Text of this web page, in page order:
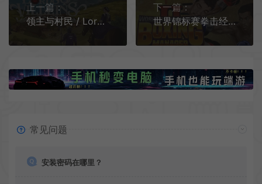
上一篇：
领主与村民 / Lords and Villeins 城市建设策略模拟游戏
下一篇：
世界锦标赛拳击经理2(World Championship Boxing Manager 2) 简中|PC|拳击管理模拟游戏
常见问题
安装密码在哪里？